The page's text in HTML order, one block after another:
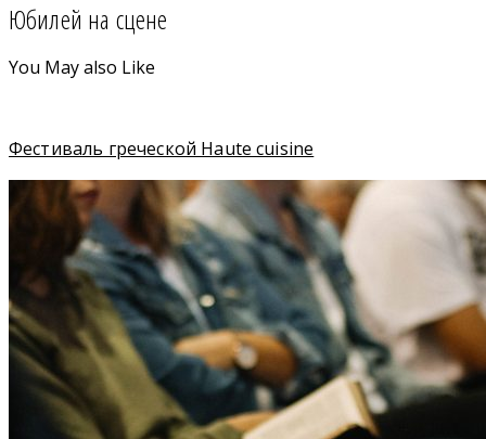
Юбилей на сцене
You May also Like
Фестиваль греческой Haute cuisine